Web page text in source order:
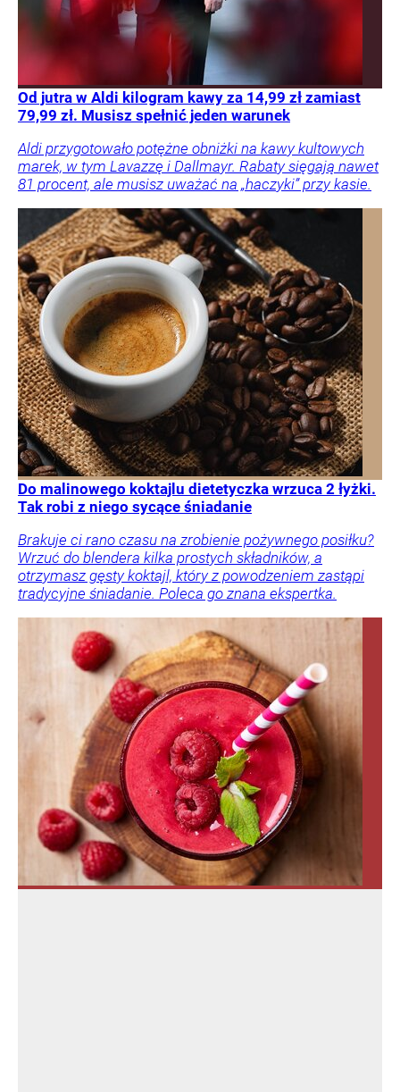
Od jutra w Aldi kilogram kawy za 14,99 zł zamiast
79,99 zł. Musisz spełnić jeden warunek
Aldi przygotowało potężne obniżki na kawy kultowych
marek, w tym Lavazzę i Dallmayr. Rabaty sięgają nawet
81 procent, ale musisz uważać na „haczyki” przy kasie.
Do malinowego koktajlu dietetyczka wrzuca 2 łyżki.
Tak robi z niego sycące śniadanie
Brakuje ci rano czasu na zrobienie pożywnego posiłku?
Wrzuć do blendera kilka prostych składników, a
otrzymasz gęsty koktajl, który z powodzeniem zastąpi
tradycyjne śniadanie. Poleca go znana ekspertka.